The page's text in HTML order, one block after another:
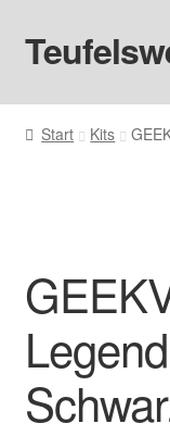
Zur
Navigation
Zum
Inhalt
Startseite
Liquids
Big Puff
Aromen
Start Kits